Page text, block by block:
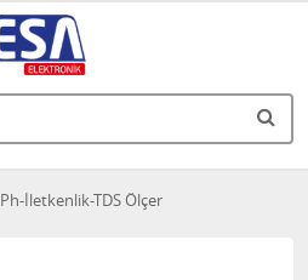
Ph-İletkenlik-TDS Ölçer